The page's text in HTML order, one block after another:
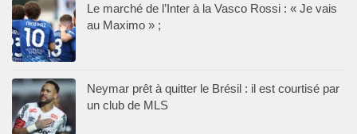
Le marché de l’Inter à la Vasco Rossi : « Je vais
au Maximo » ;
Neymar prêt à quitter le Brésil : il est courtisé par
un club de MLS